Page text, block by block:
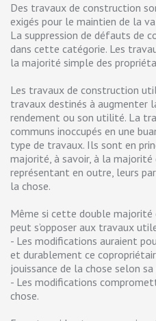
Des travaux de construction
exigés pour le maintien de la
La suppression de défauts de
dans cette catégorie. Les
la majorité simple des
Les travaux de construction
travaux destinés à augmenter
rendement ou son utilité. La
communs inoccupés en une
type de travaux. Ils sont en
majorité, à savoir, à la
représentant en outre, leurs
la chose.
Même si cette double
peut s’opposer aux travaux
- Les modifications auraient
et durablement ce
jouissance de la chose selon
- Les modifications
chose.